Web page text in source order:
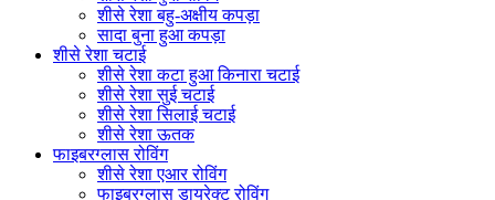
शीसे रेशा बहु-अक्षीय कपड़ा
सादा बुना हुआ कपड़ा
शीसे रेशा चटाई
शीसे रेशा कटा हुआ किनारा चटाई
शीसे रेशा सुई चटाई
शीसे रेशा सिलाई चटाई
शीसे रेशा ऊतक
फाइबरग्लास रोविंग
शीसे रेशा एआर रोविंग
फाइबरग्लास डायरेक्ट रोविंग